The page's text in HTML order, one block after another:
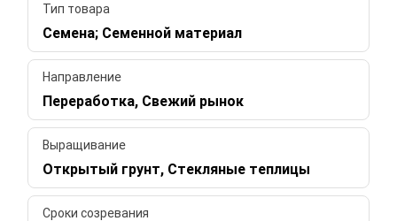
Тип товара
Семена; Семенной материал
Направление
Переработка, Свежий рынок
Выращивание
Открытый грунт, Стекляные теплицы
Сроки созревания